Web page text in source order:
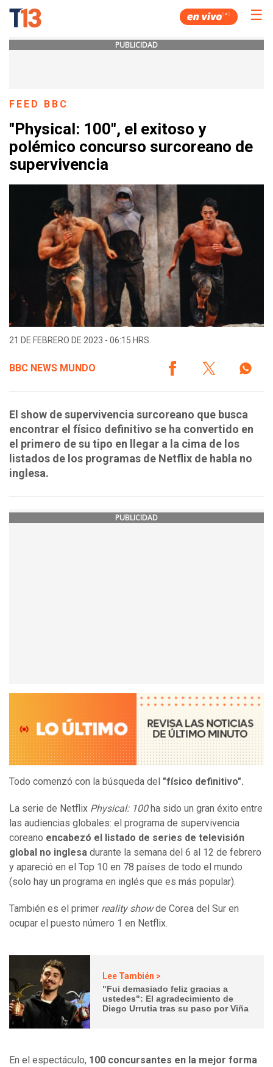
☰
PUBLICIDAD
FEED BBC
"Physical: 100", el exitoso y
polémico concurso surcoreano de
supervivencia
21 DE FEBRERO DE 2023 - 06:15 HRS.
BBC NEWS MUNDO
El show de supervivencia surcoreano que busca
encontrar el físico definitivo se ha convertido en
el primero de su tipo en llegar a la cima de los
listados de los programas de Netflix de habla no
inglesa.
PUBLICIDAD
Todo comenzó con la búsqueda del "físico definitivo".
La serie de Netflix Physical: 100ha sido un gran éxito entre
las audiencias globales: el programa de supervivencia
coreano encabezó el listado de series de televisión
global no inglesa durante la semana del 6 al 12 de febrero
y apareció en el Top 10 en 78 países de todo el mundo
(solo hay un programa en inglés que es más popular).
También es el primer reality showde Corea del Sur en
ocupar el puesto número 1 en Netflix.
Lee También >
"Fui demasiado feliz gracias a
ustedes": El agradecimiento de
Diego Urrutia tras su paso por Viña
En el espectáculo, 100 concursantes en la mejor forma